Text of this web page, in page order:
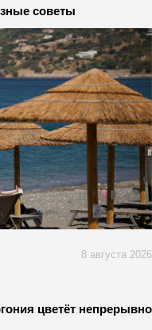
советы
8 августа 2026